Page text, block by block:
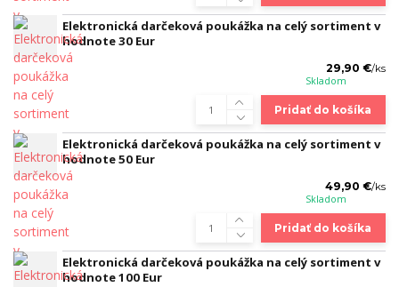
Elektronická darčeková poukážka na celý sortiment v
hodnote 30 Eur
29,90 €/ks
Skladom
Pridať do košíka
Elektronická darčeková poukážka na celý sortiment v
hodnote 50 Eur
49,90 €/ks
Skladom
Pridať do košíka
Elektronická darčeková poukážka na celý sortiment v
hodnote 100 Eur